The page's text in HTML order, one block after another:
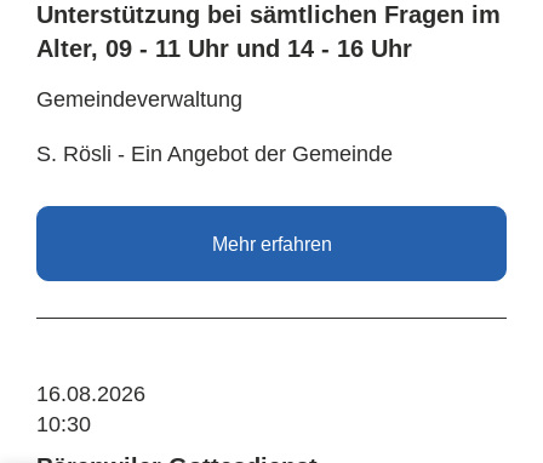
Unterstützung bei sämtlichen Fragen im
Alter, 09 - 11 Uhr und 14 - 16 Uhr
Gemeindeverwaltung
S. Rösli - Ein Angebot der Gemeinde
Mehr erfahren
16.08.2026
10:30